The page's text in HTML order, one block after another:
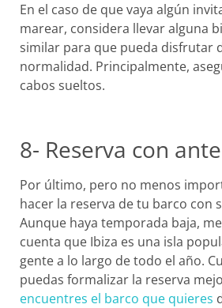
En el caso de que vaya algún
marear, considera llevar alguna
similar para que pueda disfrutar
normalidad. Principalmente,
cabos sueltos.
8- Reserva con
Por último, pero no menos
hacer la reserva de tu barco con
Aunque haya temporada baja,
cuenta que Ibiza es una isla
gente a lo largo de todo el año.
puedas formalizar la reserva
encuentres el barco que quieres